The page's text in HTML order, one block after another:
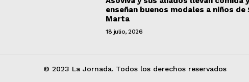
enseñan buenos modales a niños de
Marta
18 julio, 2026
© 2023 La Jornada. Todos los derechos reservados